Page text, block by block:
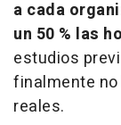
a cada
un 50 % las
estudios
finalmente
reales.